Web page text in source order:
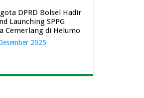
DPRD Bolsel Hadir
Launching SPPG
Cemerlang di Helumo
2025